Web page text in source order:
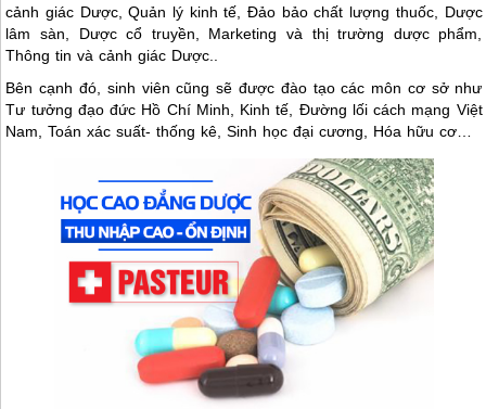
cảnh giác Dược, Quản lý kinh tế, Đảo bảo chất lượng thuốc, Dược
lâm sàn, Dược cổ truyền, Marketing và thị trường dược phẩm,
Thông tin và cảnh giác Dược..
Bên cạnh đó, sinh viên cũng sẽ được đào tạo các môn cơ sở như
Tư tưởng đạo đức Hồ Chí Minh, Kinh tế, Đường lối cách mạng Việt
Nam, Toán xác suất- thống kê, Sinh học đại cương, Hóa hữu cơ…